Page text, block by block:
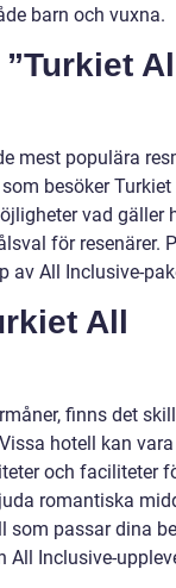
barn och vuxna.
mest populära
besöker
vad gäller
för resenärer.
av All Inclusive-
All
finns det
hotell kan
och faciliteter
romantiska
som passar dina
Inclusive-